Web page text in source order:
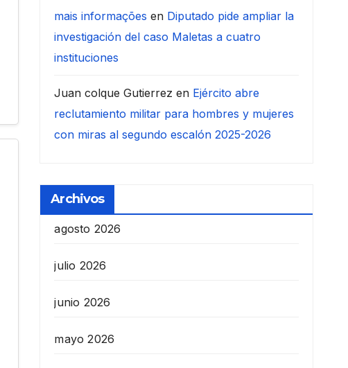
mais informações en Diputado pide ampliar la
investigación del caso Maletas a cuatro
instituciones
Juan colque Gutierrez en Ejército abre
reclutamiento militar para hombres y mujeres
con miras al segundo escalón 2025-2026
Archivos
agosto 2026
julio 2026
junio 2026
mayo 2026